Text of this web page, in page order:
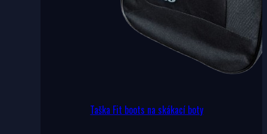
Taška Fit boots na skákací boty